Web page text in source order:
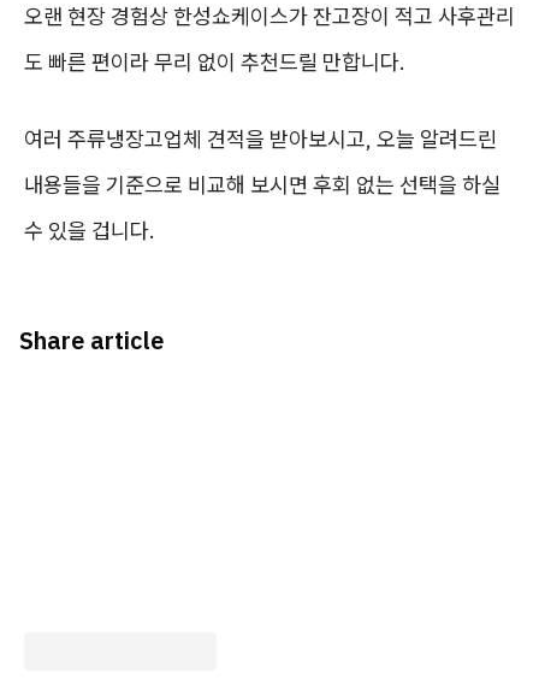
오랜 현장 경험상 한성쇼케이스가 잔고장이 적고 사후관리
도 빠른 편이라 무리 없이 추천드릴 만합니다.
여러 주류냉장고업체 견적을 받아보시고, 오늘 알려드린
내용들을 기준으로 비교해 보시면 후회 없는 선택을 하실
수 있을 겁니다.
Share article